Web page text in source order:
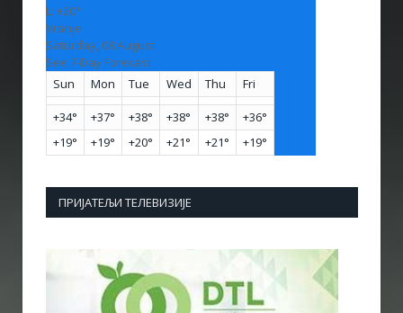
L: +20°
Vranje
Saturday, 08 August
See 7-Day Forecast
Sun
Mon Tue Wed Thu Fri
+34° +37° +38° +38° +38° +36°
+19° +19° +20° +21° +21° +19°
ПРИЈАТЕЉИ ТЕЛЕВИЗИЈЕ